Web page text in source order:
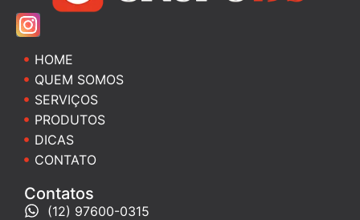
HOME
QUEM SOMOS
SERVIÇOS
PRODUTOS
DICAS
CONTATO
Contatos
(12) 97600-0315